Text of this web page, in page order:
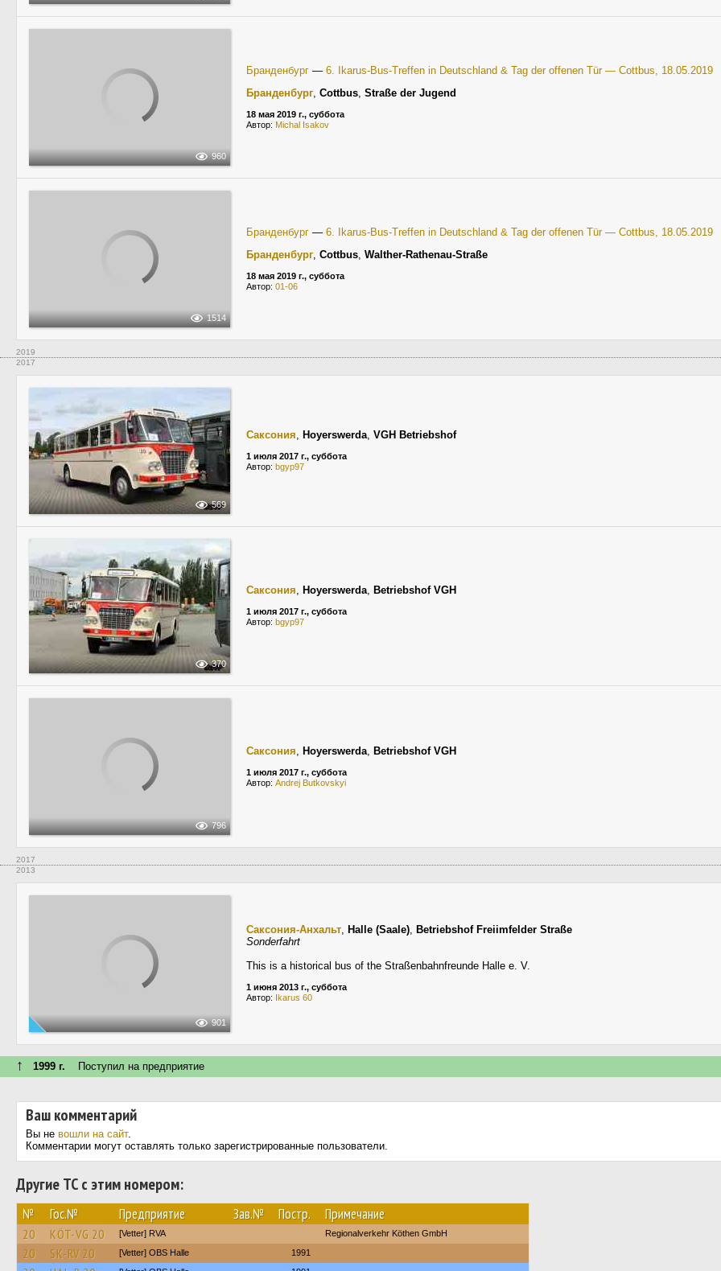
960
Бранденбург — 6. Ikarus-Bus-Treffen in Deutschland & Tag der offenen Tür — Cottbus, 18.05.2019
Бранденбург, Cottbus, Straße der Jugend
18 мая 2019 г., суббота
Автор: Michal Isakov
1514
Бранденбург — 6. Ikarus-Bus-Treffen in Deutschland & Tag der offenen Tür — Cottbus, 18.05.2019
Бранденбург, Cottbus, Walther-Rathenau-Straße
18 мая 2019 г., суббота
Автор: 01-06
2019
2017
569
Саксония, Hoyerswerda, VGH Betriebshof
1 июля 2017 г., суббота
Автор: bgyp97
370
Саксония, Hoyerswerda, Betriebshof VGH
1 июля 2017 г., суббота
Автор: bgyp97
796
Саксония, Hoyerswerda, Betriebshof VGH
1 июля 2017 г., суббота
Автор: Andrej Butkovskyi
2017
2013
901
Саксония-Анхальт, Halle (Saale), Betriebshof Freiimfelder Straße
Sonderfahrt
This is a historical bus of the Straßenbahnfreunde Halle e. V.
1 июня 2013 г., суббота
Автор: Ikarus 60
↑ 1999 г. Поступил на предприятие
Ваш комментарий
Вы не вошли на сайт.
Комментарии могут оставлять только зарегистрированные пользователи.
Другие ТС с этим номером:
№ Гос.№ Предприятие Зав.№ Постр. Примечание
20 KÖT-VG 20 [Vetter] RVA Regionalverkehr Köthen GmbH
20 SK-RV 20 [Vetter] OBS Halle 1991